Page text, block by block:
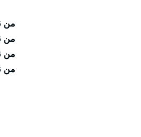
من 11/01/2026 إلى 15/01/2026
من 19/05/2026 إلى 14/05/2026
من 06/09/2026 إلى 10/09/2026
من 06/12/2026 إلى 10/12/2026